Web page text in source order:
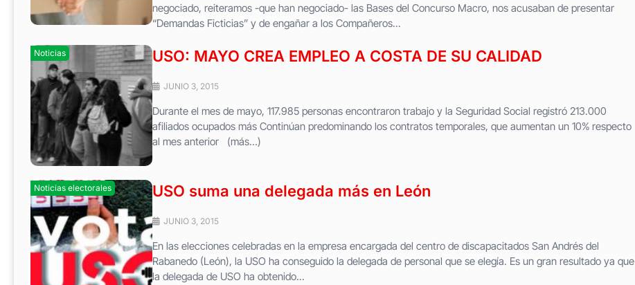
negociado, reiteramos -que han negociado- las Bases del Concurso Macro, nos acusaban de presentar
“Demandas Ficticias” y de engañar a los Compañeros...
Noticias USO: MAYO CREA EMPLEO A COSTA DE SU CALIDAD
JUNIO 3, 2015
Durante el mes de mayo, 117.985 personas encontraron trabajo y la Seguridad Social registró 213.000
afiliados ocupados más Continúan predominando los contratos temporales, que aumentan un 10% respecto
al mes anterior (más…)
Noticias electorales USO suma una delegada más en León
JUNIO 3, 2015
En las elecciones celebradas en la empresa encargada del centro de discapacitados San Andrés del
Rabanedo (León), la USO ha conseguido la delegada de personal que se elegía. Es un gran resultado ya que
la delegada de USO ha obtenido...